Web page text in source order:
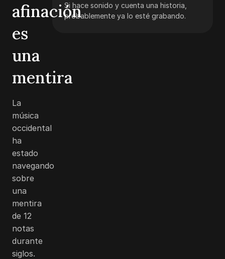
Si hace sonido y cuenta una historia,
probablemente ya lo esté grabando.
afinación
es
una
mentira
La
música
occidental
ha
estado
navegando
sobre
una
mentira
de 12
notas
durante
siglos.